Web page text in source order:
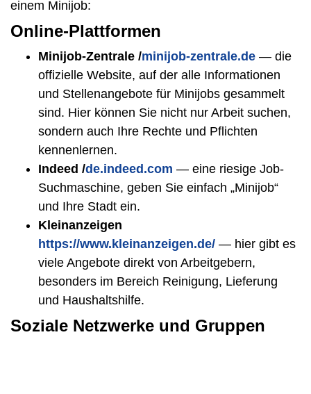
einem Minijob:
Online-Plattformen
Minijob-Zentrale /minijob-zentrale.de — die
offizielle Website, auf der alle Informationen
und Stellenangebote für Minijobs gesammelt
sind. Hier können Sie nicht nur Arbeit suchen,
sondern auch Ihre Rechte und Pflichten
kennenlernen.
Indeed /de.indeed.com — eine riesige Job-
Suchmaschine, geben Sie einfach „Minijob“
und Ihre Stadt ein.
Kleinanzeigen
https://www.kleinanzeigen.de/ — hier gibt es
viele Angebote direkt von Arbeitgebern,
besonders im Bereich Reinigung, Lieferung
und Haushaltshilfe.
Soziale Netzwerke und Gruppen